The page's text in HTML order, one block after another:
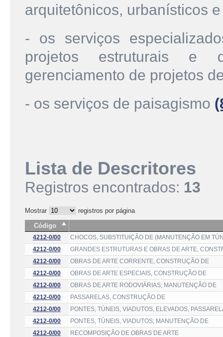
arquitetônicos, urbanísticos
- os serviços
projetos estruturais e
gerenciamento de projetos
- os serviços de paisagismo
Lista de Descritores
Registros encontrados: 13
Mostrar
registros por página
Código
4212-0/00
CHOCOS, SUBSTITUIÇÃO DE (MANUTENÇÃO EM
4212-0/00
GRANDES ESTRUTURAS E OBRAS DE ARTE,
4212-0/00
OBRAS DE ARTE CORRENTE, CONSTRUÇÃO DE
4212-0/00
OBRAS DE ARTE ESPECIAIS, CONSTRUÇÃO DE
4212-0/00
OBRAS DE ARTE RODOVIÁRIAS; MANUTENÇÃO DE
4212-0/00
PASSARELAS, CONSTRUÇÃO DE
4212-0/00
PONTES, TÚNEIS, VIADUTOS, ELEVADOS,
4212-0/00
PONTES, TÚNEIS, VIADUTOS; MANUTENÇÃO DE
4212-0/00
RECOMPOSIÇÃO DE OBRAS DE ARTE